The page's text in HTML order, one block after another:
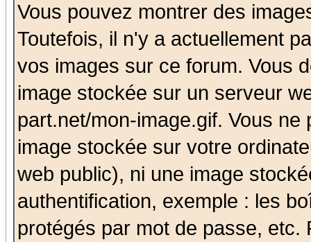
Vous pouvez montrer des
Toutefois, il n'y a actuellement
vos images sur ce forum. Vous
image stockée sur un serveur
part.net/mon-image.gif. Vous
image stockée sur votre
web public), ni une image
authentification, exemple : les
protégés par mot de passe,